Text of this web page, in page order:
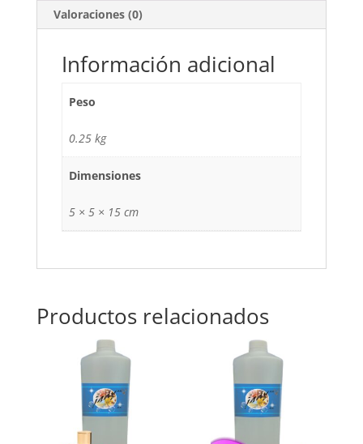
Valoraciones (0)
Información adicional
Peso
0.25 kg
Dimensiones
5 × 5 × 15 cm
Productos relacionados